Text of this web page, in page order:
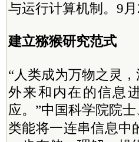
与运行计算机制。9
建立猕猴研究范式
“人类成为万物之灵
外来和内在的信息
应。”中国科学院院士
类能将一连串信息中